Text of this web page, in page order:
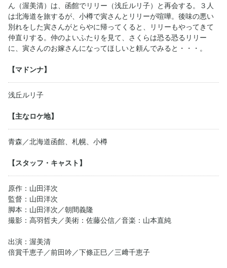
ん（渥美清）は、函館でリリー（浅丘ルリ子）と再会する。３人
は北海道を旅するが、小樽で寅さんとリリーが喧嘩。後味の悪い
別れをした寅さんがとらやに帰ってくると、リリーもやってきて
仲直りする。仲のよいふたりを見て、さくらは恐る恐るリリー
に、寅さんのお嫁さんになってほしいと頼んでみると・・・。
【マドンナ】
浅丘ルリ子
【主なロケ地】
青森／北海道函館、札幌、小樽
【スタッフ・キャスト】
原作：山田洋次
監督：山田洋次
脚本：山田洋次／朝間義隆
撮影：高羽哲夫／美術：佐藤公信／音楽：山本直純
出演：渥美清
倍賞千恵子／前田吟／下條正巳／三﨑千恵子